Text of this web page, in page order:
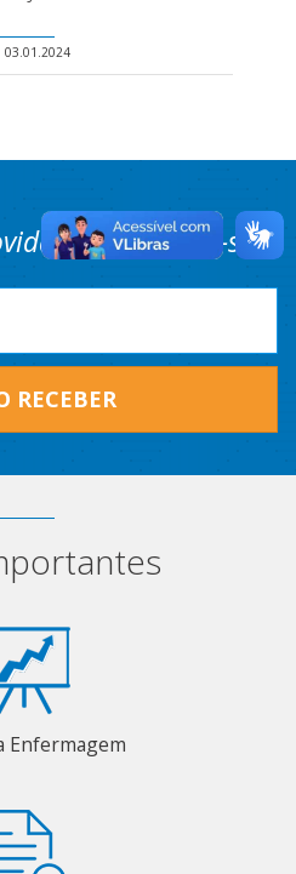
03.01.2024
Cadastre-se.
RECEBER
Enfermagem